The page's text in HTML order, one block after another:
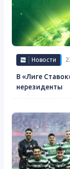
Новости
В «Лиге
нерезиденты